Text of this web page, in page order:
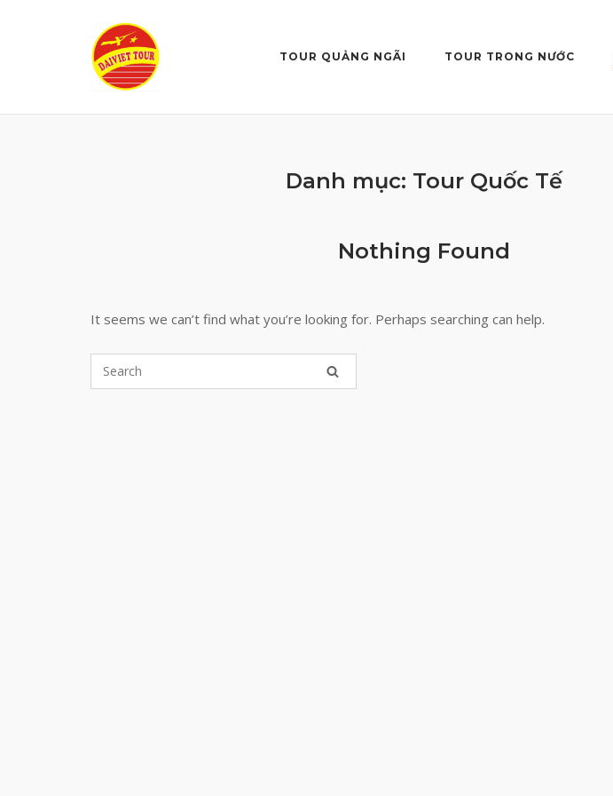
TOUR QUẢNG NGÃI TOUR TRONG NƯỚC
Danh mục: Tour Quốc Tế
Nothing Found
It seems we can’t find what you’re looking for. Perhaps searching can help.